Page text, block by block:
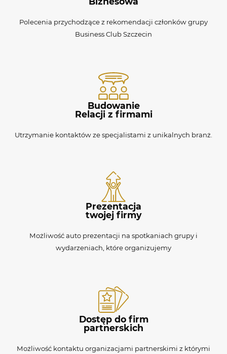
Polecenia przychodzące z rekomendacji członków grupy
Business Club Szczecin
Budowanie
Relacji z firmami
Utrzymanie kontaktów ze specjalistami z unikalnych branż.
Prezentacja
twojej firmy
Możliwość auto prezentacji na spotkaniach grupy i
wydarzeniach, które organizujemy
Dostęp do firm
partnerskich
Możliwość kontaktu organizacjami partnerskimi z którymi